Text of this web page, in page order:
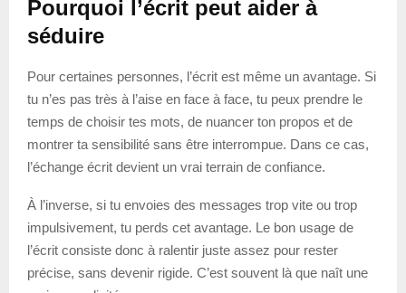
Pourquoi l’écrit peut aider à
séduire
Pour certaines personnes, l’écrit est même un avantage. Si
tu n’es pas très à l’aise en face à face, tu peux prendre le
temps de choisir tes mots, de nuancer ton propos et de
montrer ta sensibilité sans être interrompue. Dans ce cas,
l’échange écrit devient un vrai terrain de confiance.
À l’inverse, si tu envoies des messages trop vite ou trop
impulsivement, tu perds cet avantage. Le bon usage de
l’écrit consiste donc à ralentir juste assez pour rester
précise, sans devenir rigide. C’est souvent là que naît une